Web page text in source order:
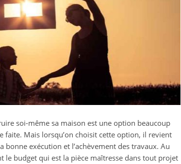
soi-même sa maison est une option beaucoup
faite. Mais lorsqu’on choisit cette option, il revient
exécution et l’achèvement des travaux. Au
le budget qui est la pièce maîtresse dans tout projet